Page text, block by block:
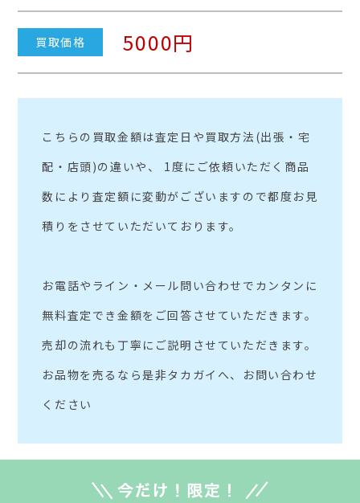
買取価格 5000円
こちらの買取金額は査定日や買取方法(出張・宅
配・店頭)の違いや、 1度にご依頼いただく商品
数により査定額に変動がございますので都度お見
積りをさせていただいております。
お電話やライン・メール問い合わせでカンタンに
無料査定でき金額をご回答させていただきます。
売却の流れも丁寧にご説明させていただきます。
お品物を売るなら是非タカガイへ、お問い合わせ
ください